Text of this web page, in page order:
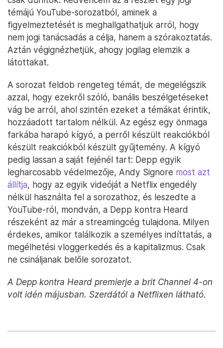
témájú YouTube-sorozatból, aminek a
figyelmeztetését is meghallgathatjuk arról, hogy
nem jogi tanácsadás a célja, hanem a szórakoztatás.
Aztán végignézhetjük, ahogy jogilag elemzik a
látottakat.
A sorozat feldob rengeteg témát, de megelégszik
azzal, hogy ezekről szóló, banális beszélgetéseket
vág be arról, ahol szintén ezeket a témákat érintik,
hozzáadott tartalom nélkül. Az egész egy önmaga
farkába harapó kígyó, a perről készült reakciókból
készült reakciókból készült gyűjtemény. A kígyó
pedig lassan a saját fejénél tart: Depp egyik
legharcosabb védelmezője, Andy Signore most azt
állítja, hogy az egyik videóját a Netflix engedély
nélkül használta fel a sorozathoz, és leszedte a
YouTube-ról, mondván, a Depp kontra Heard
részeként az már a streamingcég tulajdona. Milyen
érdekes, amikor találkozik a személyes indíttatás, a
megélhetési vloggerkedés és a kapitalizmus. Csak
ne csináljanak belőle sorozatot.
A Depp kontra Heard premierje a brit Channel 4-on
volt idén májusban. Szerdától a Netflixen látható.